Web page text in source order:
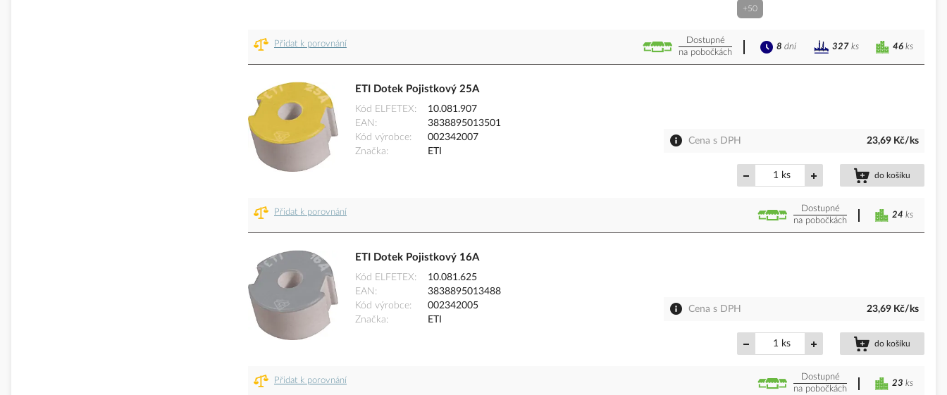
+50
Přidat k porovnání
Dostupné
na pobočkách
46 ks
8 dní 327 ks
ETI Dotek Pojistkový 25A
Kód ELFETEX
10.081.907
EAN
3838895013501
Kód výrobce
002342007
Značka
ETI
Cena s DPH 23,69 Kč/ks
ks do košíku
Přidat k porovnání
Dostupné
na pobočkách
24 ks
ETI Dotek Pojistkový 16A
Kód ELFETEX
10.081.625
EAN
3838895013488
Kód výrobce
002342005
Značka
ETI
Cena s DPH 23,69 Kč/ks
ks do košíku
Přidat k porovnání
Dostupné
na pobočkách
23 ks